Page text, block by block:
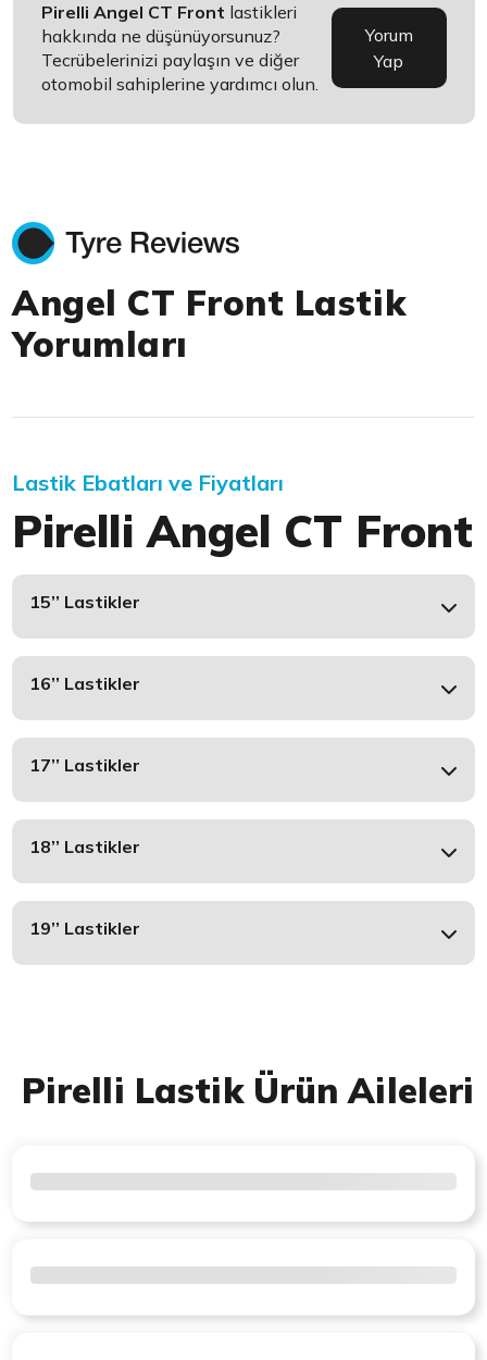
Pirelli Angel CT Front lastikleri
hakkında ne düşünüyorsunuz?
Tecrübelerinizi paylaşın ve diğer
otomobil sahiplerine yardımcı olun.
Yorum
Yap
Angel CT Front Lastik
Yorumları
Lastik Ebatları ve Fiyatları
Pirelli Angel CT Front
15’’ Lastikler
16’’ Lastikler
17’’ Lastikler
18’’ Lastikler
19’’ Lastikler
Pirelli Lastik Ürün Aileleri